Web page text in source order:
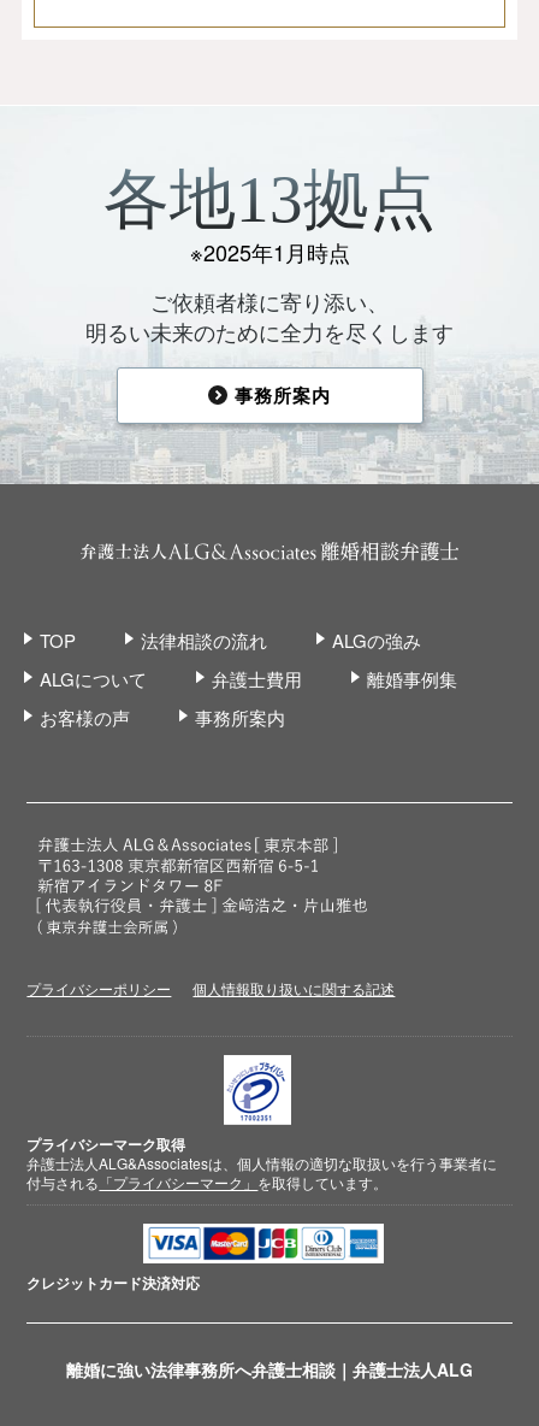
離婚に強い法律事務所へ弁護士相談｜弁護士法人ALG
各地13拠点
※2025年1月時点
ご依頼者様に寄り添い、
明るい未来のために全力を尽くします
事務所案内
TOP 法律相談の流れ
ALGの強み
ALGについて
弁護士費用
離婚事例集
お客様の声
事務所案内
プライバシーポリシー 個人情報取り扱いに関する記述
プライバシーマーク取得
弁護士法人ALG&Associatesは、個人情報の適切な取扱いを行う事業者に
付与される 「プライバシーマーク」 を取得しています。
クレジットカード決済対応